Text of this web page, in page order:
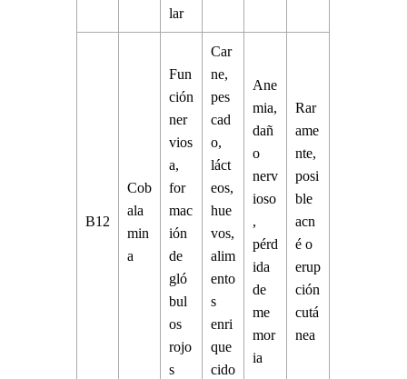
lar
B12
Cob
ala
min
a
Fun
ción
ner
vios
a,
for
mac
ión
de
gló
bul
os
rojo
s
Car
ne,
pes
cad
o,
láct
eos,
hue
vos,
alim
ento
s
enri
que
cido
Ane
mia,
dañ
o
nerv
ioso
,
pérd
ida
de
me
mor
ia
Rar
ame
nte,
posi
ble
acn
é o
erup
ción
cutá
nea